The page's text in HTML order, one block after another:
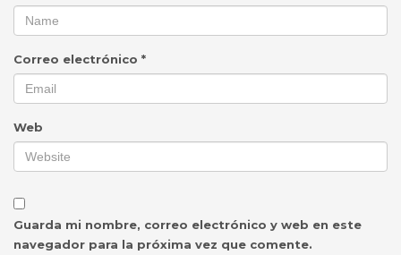
Correo electrónico *
Web
Guarda mi nombre, correo electrónico y web en este
navegador para la próxima vez que comente.